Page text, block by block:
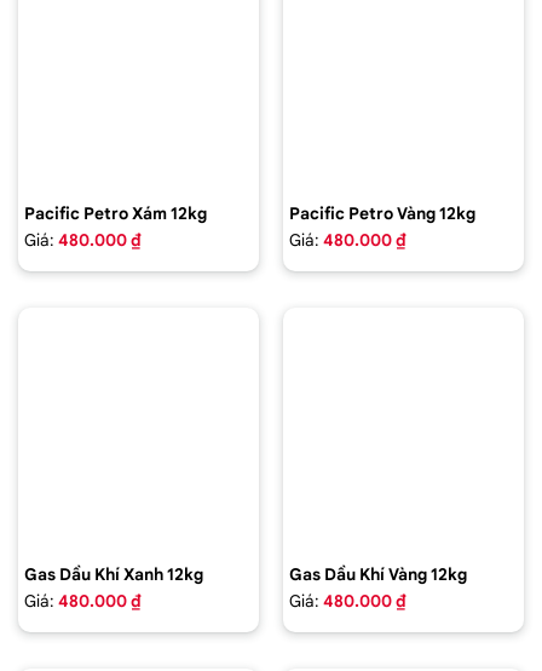
Pacific Petro Xám 12kg
Giá: 480.000 ₫
Pacific Petro Vàng 12kg
Giá: 480.000 ₫
Gas Dầu Khí Xanh 12kg
Giá: 480.000 ₫
Gas Dầu Khí Vàng 12kg
Giá: 480.000 ₫